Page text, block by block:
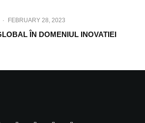
· FEBRUARY 28, 2023
ÎN DOMENIUL INOVATIEI